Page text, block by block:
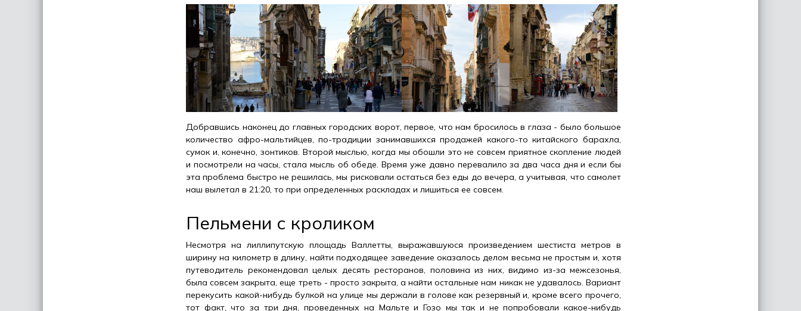
Добравшись наконец до главных городских ворот, первое, что нам бросилось в глаза - было большое
количество афро-мальтийцев, по-традиции занимавшихся продажей какого-то китайского барахла,
сумок и, конечно, зонтиков. Второй мыслью, когда мы обошли это не совсем приятное скопление людей
и посмотрели на часы, стала мысль об обеде. Время уже давно перевалило за два часа дня и если бы
эта проблема быстро не решилась, мы рисковали остаться без еды до вечера, а учитывая, что самолет
наш вылетал в 21:20, то при определенных раскладах и лишиться ее совсем.
Пельмени с кроликом
Несмотря на лиллипутскую площадь Валлетты, выражавшуюся произведением шестиста метров в
ширину на километр в длину, найти подходящее заведение оказалось делом весьма не простым и, хотя
путеводитель рекомендовал целых десять ресторанов, половина из них, видимо из-за межсезонья,
была совсем закрыта, еще треть - просто закрыта, а найти остальные нам никак не удавалось. Вариант
перекусить какой-нибудь булкой на улице мы держали в голове как резервный и, кроме всего прочего,
тот факт, что за три дня, проведенных на Мальте и Гозо мы так и не попробовали какое-нибудь